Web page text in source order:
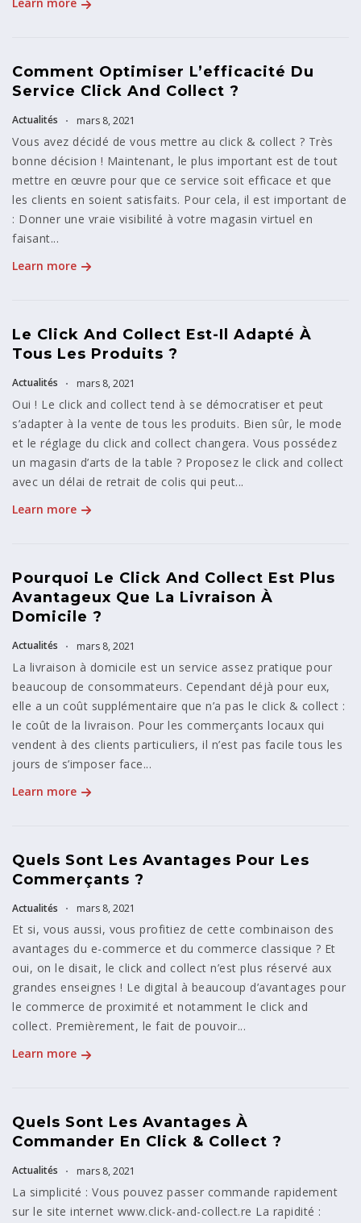
Comment Optimiser L’efficacité Du
Service Click And Collect ?
Actualités mars 8, 2021
Vous avez décidé de vous mettre au click & collect ? Très
bonne décision ! Maintenant, le plus important est de tout
mettre en œuvre pour que ce service soit efficace et que
les clients en soient satisfaits. Pour cela, il est important de
: Donner une vraie visibilité à votre magasin virtuel en
faisant...
Learn more
Le Click And Collect Est-Il Adapté À
Tous Les Produits ?
Actualités mars 8, 2021
Oui ! Le click and collect tend à se démocratiser et peut
s’adapter à la vente de tous les produits. Bien sûr, le mode
et le réglage du click and collect changera. Vous possédez
un magasin d’arts de la table ? Proposez le click and collect
avec un délai de retrait de colis qui peut...
Learn more
Pourquoi Le Click And Collect Est Plus
Avantageux Que La Livraison À
Domicile ?
Actualités mars 8, 2021
La livraison à domicile est un service assez pratique pour
beaucoup de consommateurs. Cependant déjà pour eux,
elle a un coût supplémentaire que n’a pas le click & collect :
le coût de la livraison. Pour les commerçants locaux qui
vendent à des clients particuliers, il n’est pas facile tous les
jours de s’imposer face...
Learn more
Quels Sont Les Avantages Pour Les
Commerçants ?
Actualités mars 8, 2021
Et si, vous aussi, vous profitiez de cette combinaison des
avantages du e-commerce et du commerce classique ? Et
oui, on le disait, le click and collect n’est plus réservé aux
grandes enseignes ! Le digital à beaucoup d’avantages pour
le commerce de proximité et notamment le click and
collect. Premièrement, le fait de pouvoir...
Learn more
Quels Sont Les Avantages À
Commander En Click & Collect ?
Actualités mars 8, 2021
La simplicité : Vous pouvez passer commande rapidement
sur le site internet www.click-and-collect.re La rapidité :